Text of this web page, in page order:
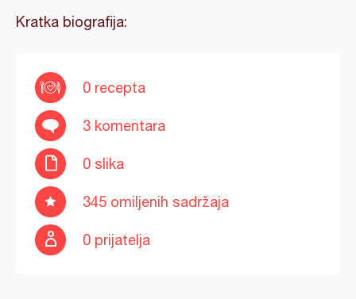
Kratka biografija:
0 recepta
3 komentara
0 slika
345 omiljenih sadržaja
0 prijatelja